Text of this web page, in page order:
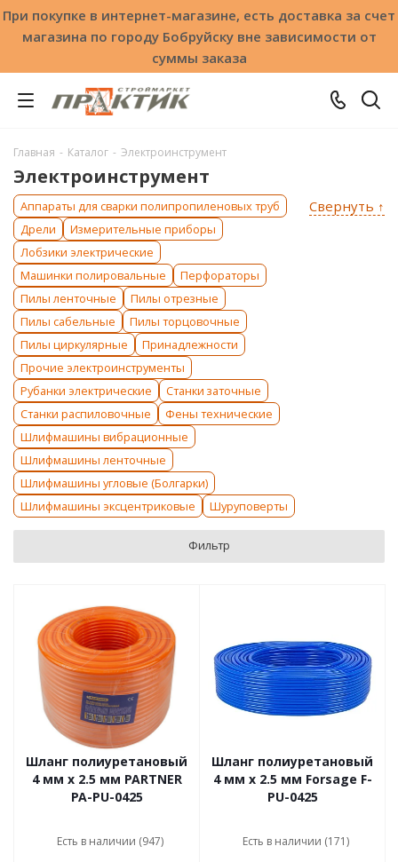
При покупке в интернет-магазине, есть доставка за счет
магазина по городу Бобруйску вне зависимости от
суммы заказа
Главная - Каталог - Электроинструмент
Электроинструмент
Свернуть ↑
Аппараты для сварки полипропиленовых труб
Дрели
Измерительные приборы
Лобзики электрические
Машинки полировальные
Перфораторы
Пилы ленточные
Пилы отрезные
Пилы сабельные
Пилы торцовочные
Пилы циркулярные
Принадлежности
Прочие электроинструменты
Рубанки электрические
Станки заточные
Станки распиловочные
Фены технические
Шлифмашины вибрационные
Шлифмашины ленточные
Шлифмашины угловые (Болгарки)
Шлифмашины эксцентриковые
Шуруповерты
Фильтр
Шланг полиуретановый
4 мм x 2.5 мм PARTNER
PA-PU-0425
Есть в наличии (947)
Шланг полиуретановый
4 мм x 2.5 мм Forsage F-
PU-0425
Есть в наличии (171)